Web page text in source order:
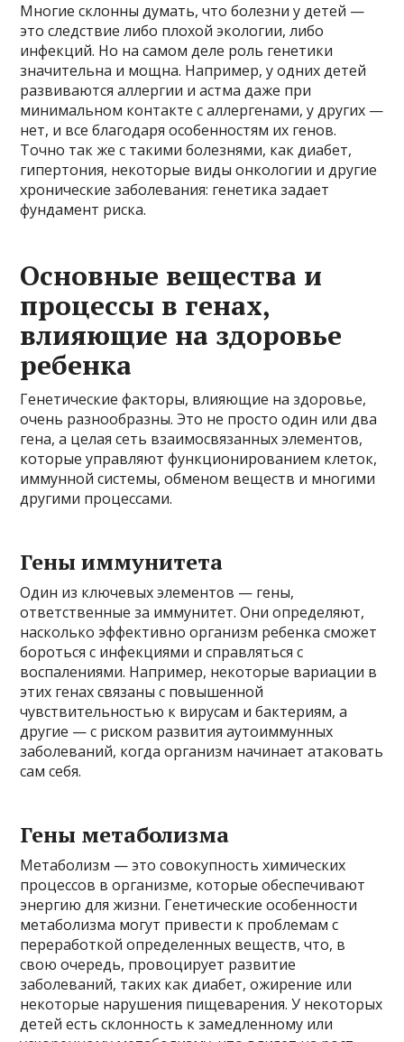
Многие склонны думать, что болезни у детей —
это следствие либо плохой экологии, либо
инфекций. Но на самом деле роль генетики
значительна и мощна. Например, у одних детей
развиваются аллергии и астма даже при
минимальном контакте с аллергенами, у других —
нет, и все благодаря особенностям их генов.
Точно так же с такими болезнями, как диабет,
гипертония, некоторые виды онкологии и другие
хронические заболевания: генетика задает
фундамент риска.
Основные вещества и
процессы в генах,
влияющие на здоровье
ребенка
Генетические факторы, влияющие на здоровье,
очень разнообразны. Это не просто один или два
гена, а целая сеть взаимосвязанных элементов,
которые управляют функционированием клеток,
иммунной системы, обменом веществ и многими
другими процессами.
Гены иммунитета
Один из ключевых элементов — гены,
ответственные за иммунитет. Они определяют,
насколько эффективно организм ребенка сможет
бороться с инфекциями и справляться с
воспалениями. Например, некоторые вариации в
этих генах связаны с повышенной
чувствительностью к вирусам и бактериям, а
другие — с риском развития аутоиммунных
заболеваний, когда организм начинает атаковать
сам себя.
Гены метаболизма
Метаболизм — это совокупность химических
процессов в организме, которые обеспечивают
энергию для жизни. Генетические особенности
метаболизма могут привести к проблемам с
переработкой определенных веществ, что, в
свою очередь, провоцирует развитие
заболеваний, таких как диабет, ожирение или
некоторые нарушения пищеварения. У некоторых
детей есть склонность к замедленному или